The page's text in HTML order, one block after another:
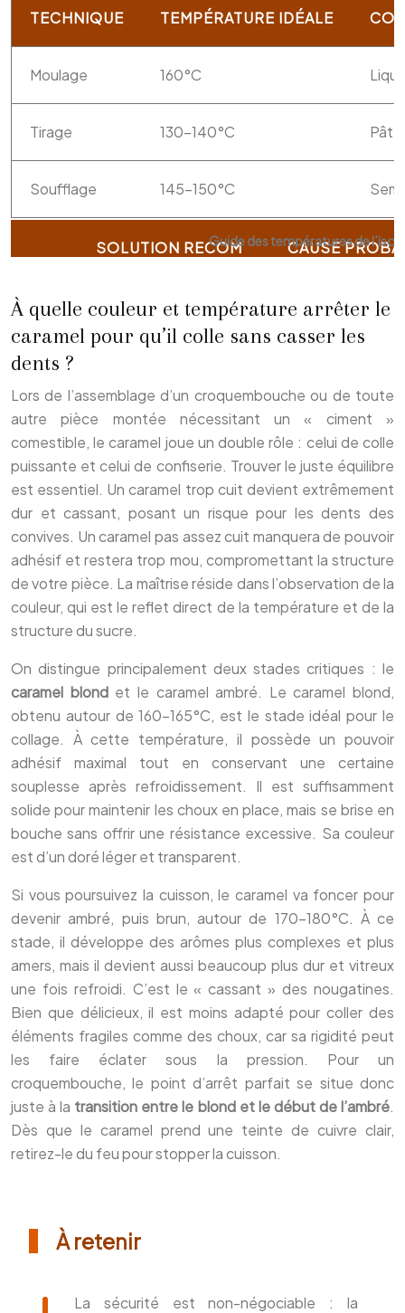
Guide des températures de
TECHNIQUE TEMPÉRATURE IDÉALE
Moulage 160°C
Tirage 130-140°C
Soufflage 145-150°C
À quelle couleur et température arrêter le
caramel pour qu’il colle sans casser les
dents ?
Lors de l’assemblage d’un croquembouche ou de toute
autre pièce montée nécessitant un « ciment »
comestible, le caramel joue un double rôle : celui de colle
puissante et celui de confiserie. Trouver le juste équilibre
est essentiel. Un caramel trop cuit devient extrêmement
dur et cassant, posant un risque pour les dents des
convives. Un caramel pas assez cuit manquera de pouvoir
adhésif et restera trop mou, compromettant la structure
de votre pièce. La maîtrise réside dans l’observation de la
couleur, qui est le reflet direct de la température et de la
structure du sucre.
On distingue principalement deux stades critiques : le
caramel blondet le caramel ambré. Le caramel blond,
obtenu autour de 160-165°C, est le stade idéal pour le
collage. À cette température, il possède un pouvoir
adhésif maximal tout en conservant une certaine
souplesse après refroidissement. Il est suffisamment
solide pour maintenir les choux en place, mais se brise en
bouche sans offrir une résistance excessive. Sa couleur
est d’un doré léger et transparent.
Si vous poursuivez la cuisson, le caramel va foncer pour
devenir ambré, puis brun, autour de 170-180°C. À ce
stade, il développe des arômes plus complexes et plus
amers, mais il devient aussi beaucoup plus dur et vitreux
une fois refroidi. C’est le « cassant » des nougatines.
Bien que délicieux, il est moins adapté pour coller des
éléments fragiles comme des choux, car sa rigidité peut
les faire éclater sous la pression. Pour un
croquembouche, le point d’arrêt parfait se situe donc
juste à la transition entre le blond et le début de l’ambré.
Dès que le caramel prend une teinte de cuivre clair,
retirez-le du feu pour stopper la cuisson.
À retenir
La sécurité est non-négociable : la